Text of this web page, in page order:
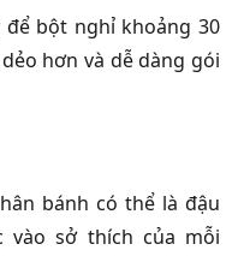
để bột nghỉ khoảng 30
hơn và dễ dàng gói
bánh có thể là đậu
vào sở thích của mỗi